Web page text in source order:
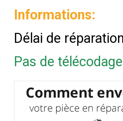
Informations:
Délai de
Pas de